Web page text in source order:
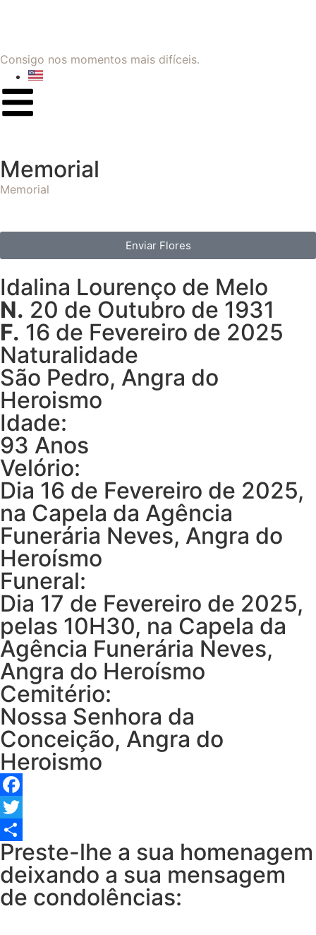
Consigo nos momentos mais difíceis.
Memorial
Memorial
Enviar Flores
Idalina Lourenço de Melo
N. 20 de Outubro de 1931
F. 16 de Fevereiro de 2025
Naturalidade
São Pedro, Angra do
Heroismo
Idade:
93 Anos
Velório:
Dia 16 de Fevereiro de 2025,
na Capela da Agência
Funerária Neves, Angra do
Heroísmo
Funeral:
Dia 17 de Fevereiro de 2025,
pelas 10H30, na Capela da
Agência Funerária Neves,
Angra do Heroísmo
Cemitério:
Nossa Senhora da
Conceição, Angra do
Heroismo
Facebook
Twitter
Share
Preste-lhe a sua homenagem
deixando a sua mensagem
de condolências: